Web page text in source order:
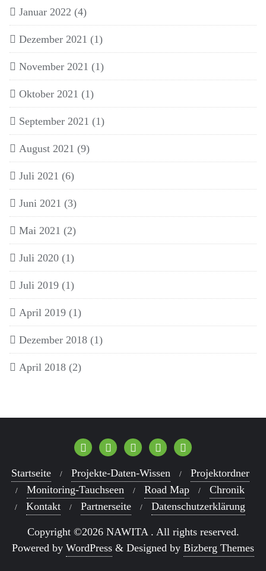
Januar 2022 (4)
Dezember 2021 (1)
November 2021 (1)
Oktober 2021 (1)
September 2021 (1)
August 2021 (9)
Juli 2021 (6)
Juni 2021 (3)
Mai 2021 (2)
Juli 2020 (1)
Juli 2019 (1)
April 2019 (1)
Dezember 2018 (1)
April 2018 (2)
Startseite Projekte-Daten-Wissen
Projektordner
Monitoring-Tauchseen
Road Map
Chronik
Kontakt
Partnerseite Datenschutzerklärung
Copyright ©2026 NAWITA . All rights reserved.
Powered by WordPress & Designed by Bizberg Themes